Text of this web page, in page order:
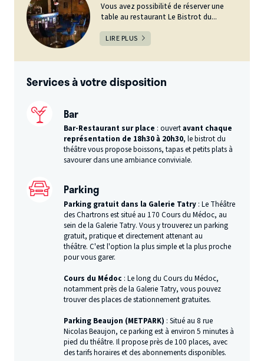
Vous avez possibilité de réserver une
table au restaurant Le Bistrot du...
LIRE PLUS
Services à votre disposition
Bar
Bar-Restaurant sur place : ouvertavant chaque
représentation de 18h30 à 20h30, le bistrot du
théâtre vous propose boissons, tapas et petits plats à
savourer dans une ambiance conviviale.
Parking
Parking gratuit dans la Galerie Tatry : Le Théâtre
des Chartrons est situé au 170 Cours du Médoc, au
sein de la Galerie Tatry. Vous y trouverez un parking
gratuit, pratique et directement attenant au
théâtre. C'est l'option la plus simple et la plus proche
pour vous garer.
Cours du Médoc : Le long du Cours du Médoc,
notamment près de la Galerie Tatry, vous pouvez
trouver des places de stationnement gratuites.
Parking Beaujon (METPARK) : Situé au 8 rue
Nicolas Beaujon, ce parking est à environ 5 minutes à
pied du théâtre. Il propose près de 100 places, avec
des tarifs horaires et des abonnements disponibles.